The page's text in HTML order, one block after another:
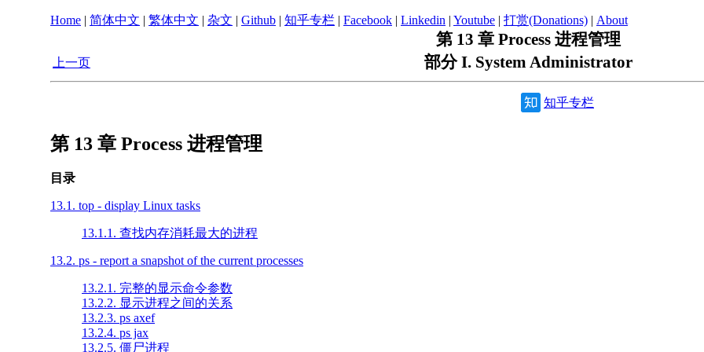
Home | 简体中文 | 繁体中文 | 杂文 | Github | 知乎专栏 | Facebook | Linkedin | Youtube | 打赏(Donations) | About
第 13 章 Process 进程管理
上一页 部分 I. System Administrator
知乎专栏
第 13 章 Process 进程管理
目录
13.1. top - display Linux tasks
13.1.1. 查找内存消耗最大的进程
13.2. ps - report a snapshot of the current processes
13.2.1. 完整的显示命令参数
13.2.2. 显示进程之间的关系
13.2.3. ps axef
13.2.4. ps jax
13.2.5. 僵尸进程